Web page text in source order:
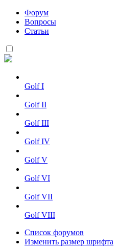
Форум
Вопросы
Статьи
Golf I
Golf II
Golf III
Golf IV
Golf V
Golf VI
Golf VII
Golf VIII
Список форумов
Изменить размер шрифта